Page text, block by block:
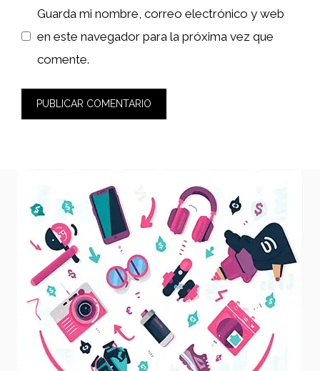
Guarda mi nombre, correo electrónico y web
en este navegador para la próxima vez que
comente.